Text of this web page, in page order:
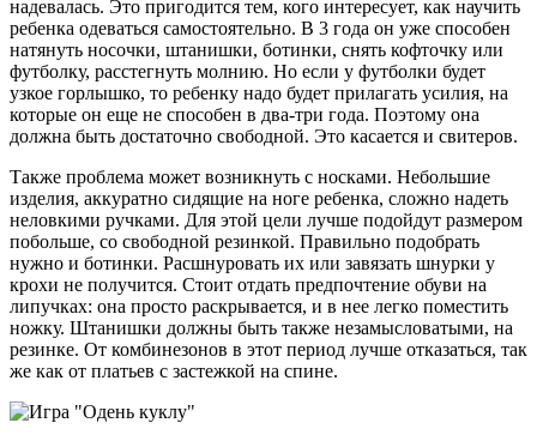
надевалась. Это пригодится тем, кого интересует, как научить
ребенка одеваться самостоятельно. В 3 года он уже способен
натянуть носочки, штанишки, ботинки, снять кофточку или
футболку, расстегнуть молнию. Но если у футболки будет
узкое горлышко, то ребенку надо будет прилагать усилия, на
которые он еще не способен в два-три года. Поэтому она
должна быть достаточно свободной. Это касается и свитеров.
Также проблема может возникнуть с носками. Небольшие
изделия, аккуратно сидящие на ноге ребенка, сложно надеть
неловкими ручками. Для этой цели лучше подойдут размером
побольше, со свободной резинкой. Правильно подобрать
нужно и ботинки. Расшнуровать их или завязать шнурки у
крохи не получится. Стоит отдать предпочтение обуви на
липучках: она просто раскрывается, и в нее легко поместить
ножку. Штанишки должны быть также незамысловатыми, на
резинке. От комбинезонов в этот период лучше отказаться, так
же как от платьев с застежкой на спине.